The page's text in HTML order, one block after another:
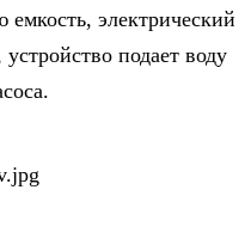
электрический
подает воду